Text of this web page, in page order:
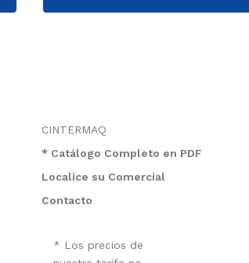
CINTERMAQ
* Catálogo Completo en PDF
Localice su Comercial
Contacto
* Los precios de